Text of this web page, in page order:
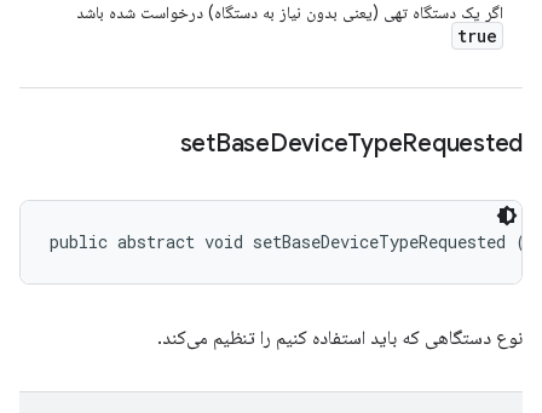
اگر یک دستگاه تهی (یعنی بدون نیاز به دستگاه) درخواست شده باشد
true
setBaseDeviceTypeRequested
public abstract void setBaseDeviceTypeRequested (
نوع دستگاهی که باید استفاده کنیم را تنظیم می‌کند.